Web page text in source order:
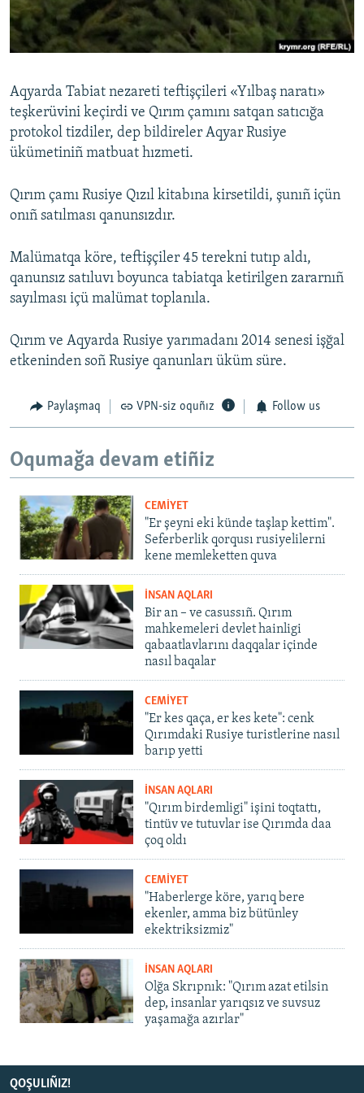
Русский
Українською
QOŞULIÑIZ!
Aqyarda Tabiat nezareti teftişçileri «Yılbaş naratı»
teşkerüvini keçirdi ve Qırım çamını satqan satıcığa
protokol tizdiler, dep bildireler Aqyar Rusiye
ükümetiniñ matbuat hızmeti.
Qırım çamı Rusiye Qızıl kitabına kirsetildi, şunıñ içün
onıñ satılması qanunsızdır.
Malümatqa köre, teftişçiler 45 terekni tutıp aldı,
qanunsız satıluvı boyunca tabiatqa ketirilgen zararnıñ
sayılması içü malümat toplanıla.
Qırım ve Aqyarda Rusiye yarımadanı 2014 senesi işğal
etkeninden soñ Rusiye qanunları üküm süre.
Paylaşmaq VPN-siz oquñız Follow us
Oqumağa devam etiñiz
CEMİYET
"Er şeyni eki künde taşlap kettim".
Seferberlik qorqusı rusiyelilerni
kene memleketten quva
İNSAN AQLARI
Bir an – ve casussıñ. Qırım
mahkemeleri devlet hainligi
qabaatlavlarını daqqalar içinde
nasıl baqalar
CEMİYET
"Er kes qaça, er kes kete": cenk
Qırımdaki Rusiye turistlerine nasıl
barıp yetti
İNSAN AQLARI
"Qırım birdemligi" işini toqtattı,
tintüv ve tutuvlar ise Qırımda daa
çoq oldı
CEMİYET
"Haberlerge köre, yarıq bere
ekenler, amma biz bütünley
ekektriksizmiz"
İNSAN AQLARI
Olğa Skrıpnık: "Qırım azat etilsin
dep, insanlar yarıqsız ve suvsuz
yaşamağa azırlar"
QOŞULIÑIZ!